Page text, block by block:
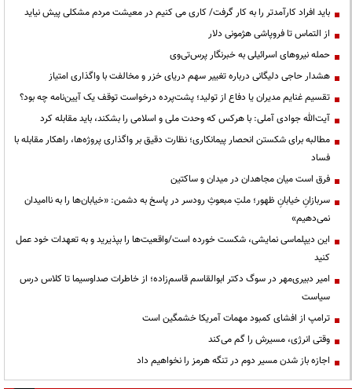
باید افراد کارآمدتر را به کار گرفت/ کاری می کنیم در معیشت مردم مشکلی پیش نیاید
از التماس تا فروپاشی هژمونی دلار
حمله نیروهای اسرائیلی به خبرنگار پرس‌تی‌وی
هشدار حاجی دلیگانی درباره تغییر سهم دریای خزر و مخالفت با واگذاری امتیاز
تقسیم غنایم مدیران یا دفاع از تولید؛ پشت‌پرده درخواست توقف یک آیین‌نامه چه بود؟
آیت‌الله جوادی آملی: با هرکس که وحدت ملی و اسلامی را بشکند، باید مقابله کرد
مطالبه برای شکستن انحصار پیمانکاری؛ نظارت دقیق بر واگذاری پروژه‌ها، راهکار مقابله با
فساد
فرق است میان مجاهدان در میدان و ساکتین
سربازانِ خیابانِ ظهور؛ ملتِ مبعوثِ رودسر در پاسخ به دشمن: «خیابان‌ها را به ناامیدان
نمی‌دهیم»
این دیپلماسی نمایشی، شکست خورده است/واقعیت‌ها را بپذیرید و به تعهدات خود عمل
کنید
امیر دبیری‌مهر در سوگ دکتر ابوالقاسم قاسم‌زاده؛ از خاطرات صداوسیما تا کلاس درس
سیاست
ترامپ از افشای کمبود مهمات آمریکا خشمگین است
وقتی انرژی، مسیرش را گم می‌کند
اجازه باز شدن مسیر دوم در تنگه هرمز را نخواهیم داد